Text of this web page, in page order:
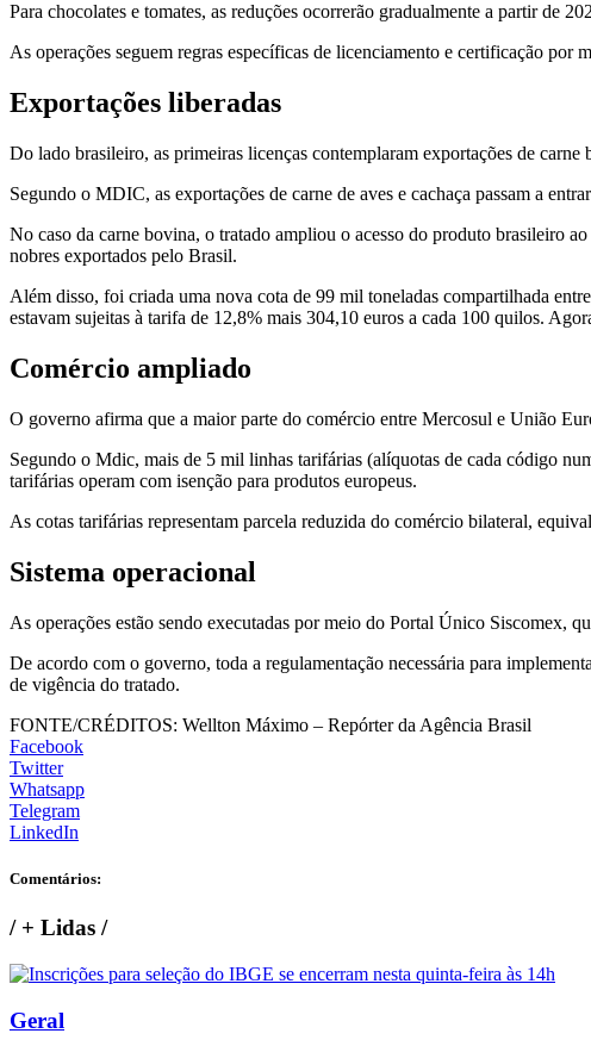
Para chocolates e tomates, as reduções ocorrerão gradualmente a partir de
As operações seguem regras específicas de licenciamento e certificação
Exportações liberadas
Do lado brasileiro, as primeiras licenças contemplaram exportações de
Segundo o MDIC, as exportações de carne de aves e cachaça passam a
No caso da carne bovina, o tratado ampliou o acesso do produto brasileiro
nobres exportados pelo Brasil.
Além disso, foi criada uma nova cota de 99 mil toneladas compartilhada
estavam sujeitas à tarifa de 12,8% mais 304,10 euros a cada 100 quilos.
Comércio ampliado
O governo afirma que a maior parte do comércio entre Mercosul e União
Segundo o Mdic, mais de 5 mil linhas tarifárias (alíquotas de cada código
tarifárias operam com isenção para produtos europeus.
As cotas tarifárias representam parcela reduzida do comércio bilateral,
Sistema operacional
As operações estão sendo executadas por meio do Portal Único Siscomex,
De acordo com o governo, toda a regulamentação necessária para
de vigência do tratado.
FONTE/CRÉDITOS: Wellton Máximo – Repórter da Agência Brasil
Facebook
Twitter
Whatsapp
Telegram
LinkedIn
Comentários:
/+ Lidas /
Geral